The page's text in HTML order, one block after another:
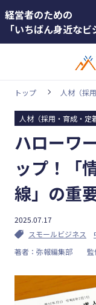
経営者のための
「いちばん身近な
カテゴリー
顧客獲得・売
人材（採用・育
事業成長・経営
経営ノウハウ＆
キーワード
ホットワー
#インボ
イス
#インボ
イス制度
#電子帳
トップ 人材（採
人材（採用・育成・定
ハローワ
ップ！「
線」の重
2025.07.17
スモールビジネス
著者：弥報編集部
監